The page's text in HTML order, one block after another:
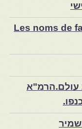
Les noms de
עולם.הרמ"א